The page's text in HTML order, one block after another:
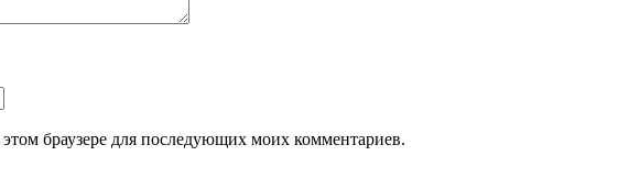
браузере для последующих моих комментариев.